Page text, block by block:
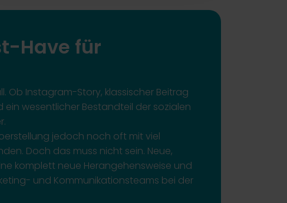
Have für
Ob Instagram-Story, klassischer Beitrag
wesentlicher Bestandteil der sozialen
jedoch noch oft mit viel
Doch das muss nicht sein. Neue,
komplett neue Herangehensweise und
und Kommunikationsteams bei der